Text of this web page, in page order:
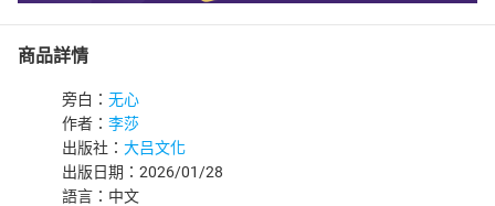
商品詳情
旁白： 无心
作者： 李莎
出版社： 大吕文化
出版日期：2026/01/28
語言：中文